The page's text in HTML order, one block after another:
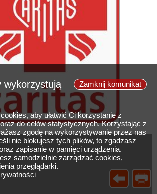
Zamknij komunikat
wykorzystują
aby ułatwić Ci korzystanie z
do celów statystycznych. Korzystając z
zgodę na wykorzystywanie przez nas
nie blokujesz tych plików, to zgadzasz
zapisanie w pamięci urządzenia.
samodzielnie zarządzać cookies,
przeglądarki.